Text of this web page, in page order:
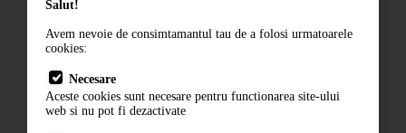
Termeni si conditii
Salut!
Avem nevoie de consimtamantul tau de a folosi urmatoarele
cookies:
Necesare
Aceste cookies sunt necesare pentru functionarea site-ului
web si nu pot fi dezactivate